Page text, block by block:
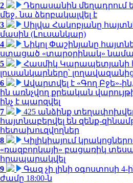
2
Դերասանին մեղադրում
մեջ․ նա ձերբակալվել է
3
Սիլվա Հակոբյանը
մասին (Լուսանկար)
4
Նիկոլ Փաշինյանը
ստացած «տարօրինակ»
5
Հասմիկ Կարապետյանի
լուսանկարները՝
6
Ավարտվել է «Գող Բջե»-
ին առնչվող քրեական
ինչ է պարզվել
7
425 անձինք տեղափոխվել
հայտնաբերվել են զենք-
հետախուզվողներ
8
Կիլիկիայում
«ռազբորկայի» բացառիկ
հրապարակվել
9
Գազ չի լինի օգոստոսի 4-
ժամը 18:00-ն